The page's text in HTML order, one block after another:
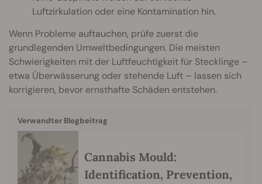
Luftzirkulation oder eine Kontamination hin.
Wenn Probleme auftauchen, prüfe zuerst die
grundlegenden Umweltbedingungen. Die meisten
Schwierigkeiten mit der Luftfeuchtigkeit für Stecklinge –
etwa Überwässerung oder stehende Luft – lassen sich
korrigieren, bevor ernsthafte Schäden entstehen.
Verwandter Blogbeitrag
Cannabis Mould:
Identification, Prevention,